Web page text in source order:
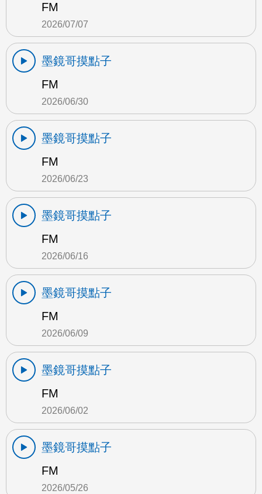
FM
2026/07/07
墨鏡哥摸點子
FM
2026/06/30
墨鏡哥摸點子
FM
2026/06/23
墨鏡哥摸點子
FM
2026/06/16
墨鏡哥摸點子
FM
2026/06/09
墨鏡哥摸點子
FM
2026/06/02
墨鏡哥摸點子
FM
2026/05/26